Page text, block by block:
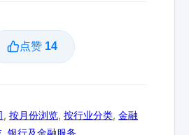
点赞 14
, 按月份浏览, 按行业分类, 金融
, 银行及金融服务